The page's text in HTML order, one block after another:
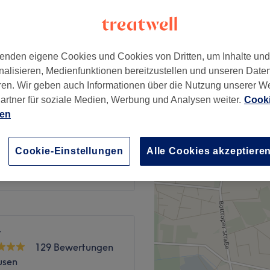
Styling
19 €
Styling
11 €
129 Bewertungen
eigene Cookies und Cookies von Dritten, um Inhalte
Medienfunktionen bereitzustellen und unseren
Wir geben auch Informationen über die Nutzung unserer
für soziale Medien, Werbung und Analysen weiter.
Cookie-Einstellungen Alle Cookies akzeptieren